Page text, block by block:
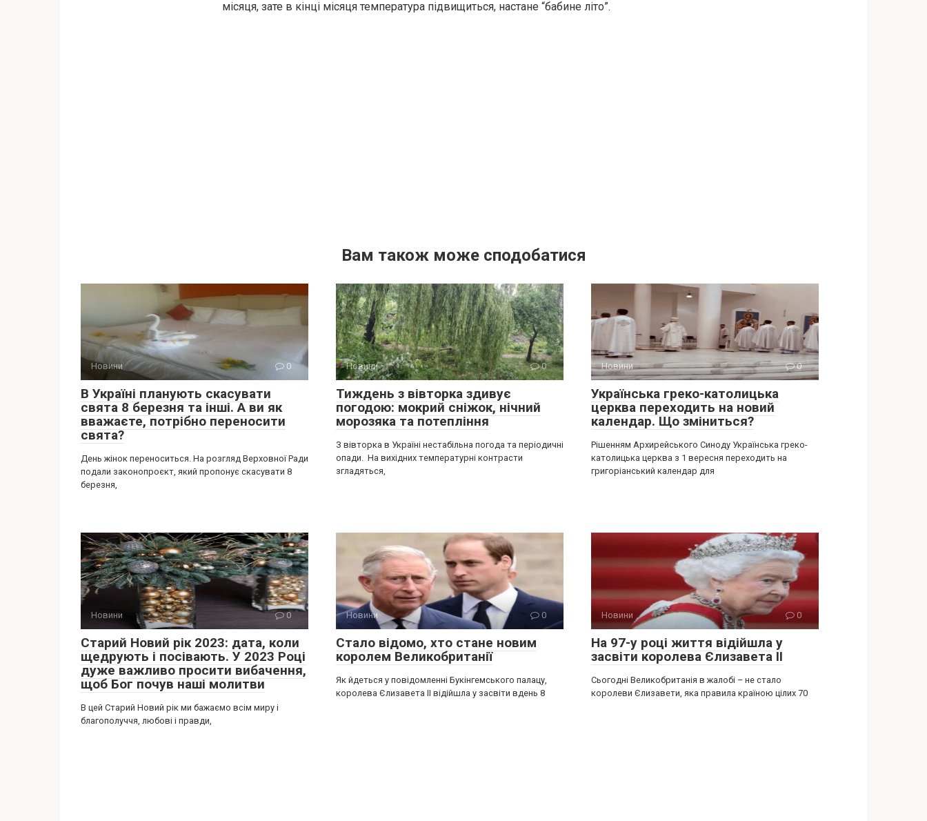
місяця, зате в кінці місяця температура підвищиться, настане “бабине літо”.
Вам також може сподобатися
Новини 0
В Україні планують скасувати
свята 8 березня та інші. А ви як
вважаєте, потрібно переносити
свята?
День жінок переноситься. На розгляд Верховної Ради
подали законопроєкт, який пропонує скасувати 8
березня,
Новини 0
Тиждень з вівторка здивує
погодою: мокрий сніжок, нічний
морозяка та потепління
З вівторка в Україні нестабільна погода та періодичні
опади. На вихідних температурні контрасти
згладяться,
Новини 0
Українська греко-католицька
церква переходить на новий
календар. Що зміниться?
Рішенням Архирейського Синоду Українська греко-
католицька церква з 1 вересня переходить на
григоріанський календар для
Новини 0
Старий Новий рік 2023: дата, коли
щедрують і посівають. У 2023 Році
дуже важливо просити вибачення,
щоб Бог почув наші молитви
В цей Старий Новий рік ми бажаємо всім миру і
благополуччя, любові і правди,
Новини 0
Стало відомо, хто стане новим
королем Великобританії
Як йдеться у повідомленні Букінгемського палацу,
королева Єлизавета ІІ відійшла у засвіти вдень 8
Новини 0
На 97-у році життя відійшла у
засвіти королева Єлизавета ІІ
Сьогодні Великобританія в жалобі – не стало
королеви Єлизавети, яка правила країною цілих 70